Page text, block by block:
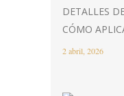
DETALLES
CÓMO
2 abril, 2026